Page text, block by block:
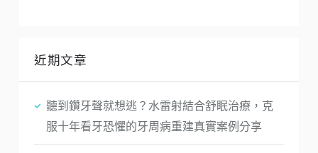
近期文章
聽到鑽牙聲就想逃？水雷射結合舒眠治療，克
服十年看牙恐懼的牙周病重建真實案例分享